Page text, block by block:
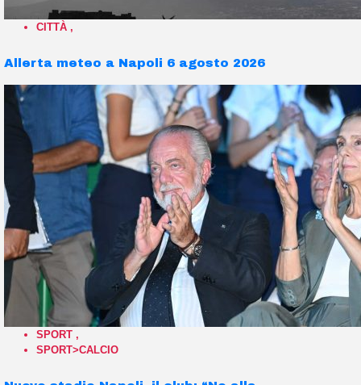
CITTÀ ,
Allerta meteo a Napoli 6 agosto 2026
SPORT ,
SPORT>CALCIO